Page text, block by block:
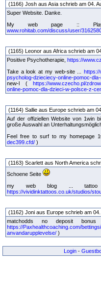
(1166) Josh aus Asia schrieb am 04.
Super Website. Danke.
My web page ::
www.rohitab.com/discuss/user/
(1165) Leonor aus Africa schrieb am
Positive Psychotherapie, https://
Take a look at my web-site ... https://
psycholog-dzieciecy-online-pomoc-
new-l ( https://www.czecho.pl/
online-pomoc-dla-dzieci-w-polsce-z-
(1164) Sallie aus Europe schrieb am
Auf der offiziellen Website von 1win
große Auswahl an
Feel free to surf to my homepage
dec399.cfd/ )
(1163) Scarlett aus North America
Schoene Seite
my web blog ... tattoo
https://vividinktattoos.co.uk/studios/
(1162) Joni aus Europe schrieb am 04.
matchodds no deposit
https://Paxhealthcoaching.com/
anvandarupplevelse/ )
Login -